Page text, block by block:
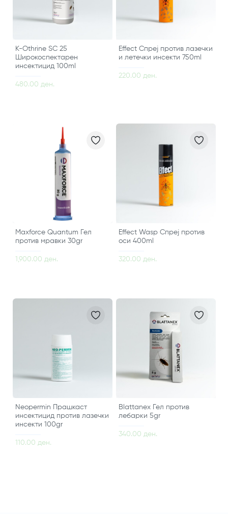
K-Othrine SC 25
Широкоспектарен
инсектицид 100ml
480.00 ден.
Effect Спреј против лазечки
и летечки инсекти 750ml
220.00 ден.
Maxforce Quantum Гел
против мравки 30gr
1,900.00 ден.
Effect Wasp Спреј против
оси 400ml
320.00 ден.
Neopermin Прашкаст
инсектицид против лазечки
инсекти 100gr
110.00 ден.
Blattanex Гел против
лебарки 5gr
340.00 ден.